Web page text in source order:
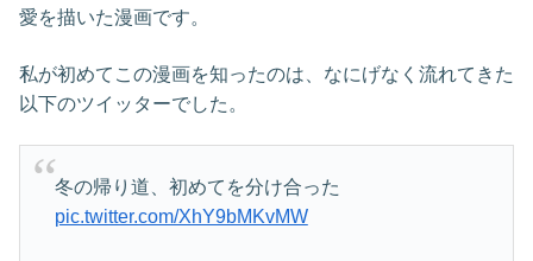
愛を描いた漫画です。
私が初めてこの漫画を知ったのは、なにげなく流れてきた
以下のツイッターでした。
冬の帰り道、初めてを分け合った
pic.twitter.com/XhY9bMKvMW